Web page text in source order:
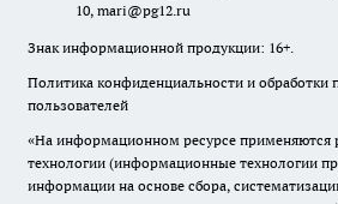
10, mari@pg12.ru
Знак информационной продукции: 16+.
Политика конфиденциальности и обработки
пользователей
«На информационном ресурсе применяются
технологии (информационные технологии
информации на основе сбора,